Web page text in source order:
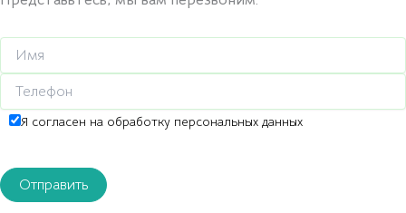
Я согласен на обработку персональных данных